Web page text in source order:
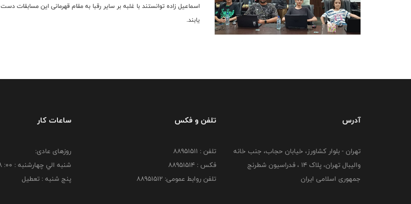
اسماعیل زاده توانستند با غلبه بر سایر رقبا به مقام قهرمانی این مسابقات دست
یابند.
آدرس
تهران - بلوار کشاورز، خیابان حجاب، جنب خانه
والیبال تهران، پلاک 14 ، فدراسیون شطرنج
جمهوری اسلامی ایران
تلفن و فکس
تلفن : 88951511
فکس : 88951514
تلفن روابط عمومی: 88951512
ساعات کار
روزهای عادی:
شنبه الي چهارشنبه : 00: 8 لغايت 16:00
پنج شنبه : تعطیل